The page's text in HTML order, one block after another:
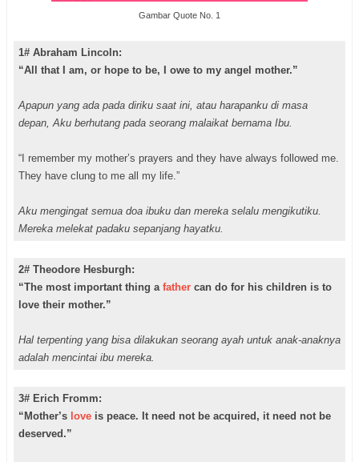
Gambar Quote No. 1
1# Abraham Lincoln:
“All that I am, or hope to be, I owe to my angel mother.”
Apapun yang ada pada diriku saat ini, atau harapanku di masa
depan, Aku berhutang pada seorang malaikat bernama Ibu.
“I remember my mother’s prayers and they have always followed me.
They have clung to me all my life.”
Aku mengingat semua doa ibuku dan mereka selalu mengikutiku.
Mereka melekat padaku sepanjang hayatku.
2# Theodore Hesburgh:
“The most important thing a father can do for his children is to
love their mother.”
Hal terpenting yang bisa dilakukan seorang ayah untuk anak-anaknya
adalah mencintai ibu mereka.
3# Erich Fromm:
“Mother’s love is peace. It need not be acquired, it need not be
deserved.”